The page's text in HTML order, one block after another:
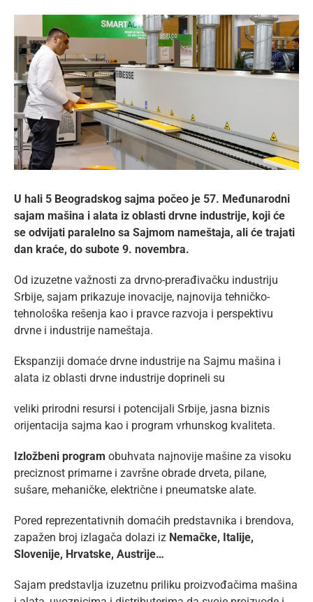
Larger
Image
U hali 5 Beogradskog sajma počeo je 57. Međunarodni
sajam mašina i alata iz oblasti drvne industrije, koji će
se odvijati paralelno sa Sajmom nameštaja, ali će trajati
dan kraće, do subote 9. novembra.
Od izuzetne važnosti za drvno-prerađivačku industriju
Srbije, sajam prikazuje inovacije, najnovija tehničko-
tehnološka rešenja kao i pravce razvoja i perspektivu
drvne i industrije nameštaja.
Ekspanziji domaće drvne industrije na Sajmu mašina i
alata iz oblasti drvne industrije doprineli su
veliki prirodni resursi i potencijali Srbije, jasna biznis
orijentacija sajma kao i program vrhunskog kvaliteta.
Izložbeni program obuhvata najnovije mašine za visoku
preciznost primarne i završne obrade drveta, pilane,
sušare, mehaničke, električne i pneumatske alate.
Pored reprezentativnih domaćih predstavnika i brendova,
zapažen broj izlagača dolazi iz Nemačke, Italije,
Slovenije, Hrvatske, Austrije…
Sajam predstavlja izuzetnu priliku proizvođačima mašina